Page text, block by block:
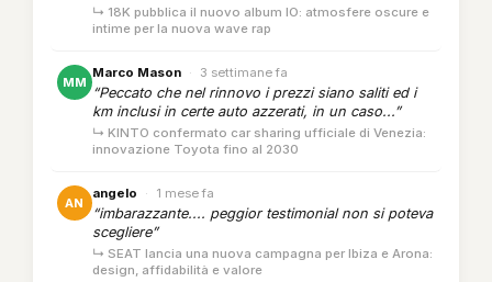
↳ 18K pubblica il nuovo album IO: atmosfere oscure e
intime per la nuova wave rap
MM
Marco Mason · 3 settimane fa
“Peccato che nel rinnovo i prezzi siano saliti ed i
km inclusi in certe auto azzerati, in un caso...”
↳ KINTO confermato car sharing ufficiale di Venezia:
innovazione Toyota fino al 2030
AN
angelo · 1 mese fa
“imbarazzante.... peggior testimonial non si poteva
scegliere”
↳ SEAT lancia una nuova campagna per Ibiza e Arona:
design, affidabilità e valore